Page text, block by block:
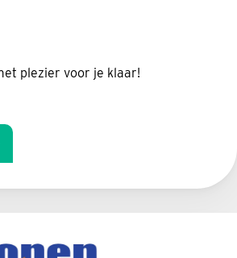
plezier voor je klaar!